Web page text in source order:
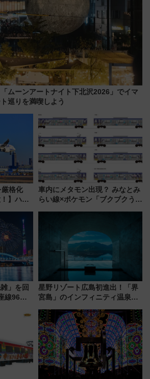
ムーンアートナイト下北沢2026」でイマ
巡りを満喫しよう
格化
】ハン
制限
車内にメタモン出現？ みなとみ
らい線×ポケモン「ブクブクうみ
」を回
線96本
星野リゾート広島初進出！「界
宮島」のインフィニティ温泉と
宿泊料金・アクセスは？（2026
年7月23日開業）